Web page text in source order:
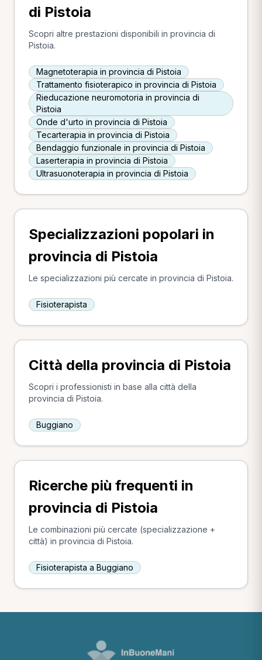
di Pistoia
Scopri altre prestazioni disponibili in provincia di
Pistoia.
Magnetoterapia in provincia di Pistoia
Trattamento fisioterapico in provincia di Pistoia
Rieducazione neuromotoria in provincia di
Pistoia
Onde d'urto in provincia di Pistoia
Tecarterapia in provincia di Pistoia
Bendaggio funzionale in provincia di Pistoia
Laserterapia in provincia di Pistoia
Ultrasuonoterapia in provincia di Pistoia
Specializzazioni popolari in
provincia di Pistoia
Le specializzazioni più cercate in provincia di Pistoia.
Fisioterapista
Città della provincia di Pistoia
Scopri i professionisti in base alla città della
provincia di Pistoia.
Buggiano
Ricerche più frequenti in
provincia di Pistoia
Le combinazioni più cercate (specializzazione +
città) in provincia di Pistoia.
Fisioterapista a Buggiano